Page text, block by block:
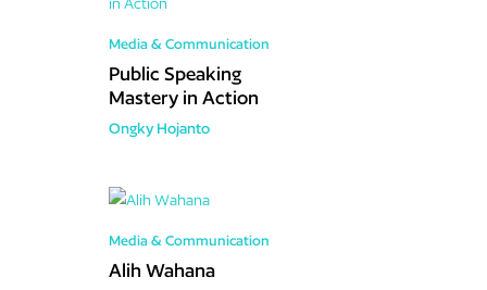
Media & Communication
Public Speaking
Mastery in Action
Ongky Hojanto
Media & Communication
Alih Wahana